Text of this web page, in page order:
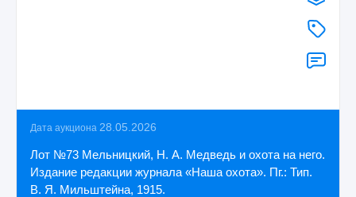
Дата аукциона 28.05.2026
Лот №73 Мельницкий, Н. А. Медведь и охота на него.
Издание редакции журнала «Наша охота». Пг.: Тип.
В. Я. Мильштейна, 1915.